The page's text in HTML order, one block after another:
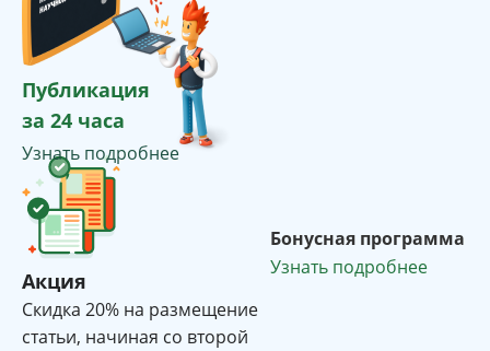
Публикация
за 24 часа
Узнать подробнее
Акция
Cкидка 20% на размещение
статьи, начиная со второй
Бонусная программа
Узнать подробнее